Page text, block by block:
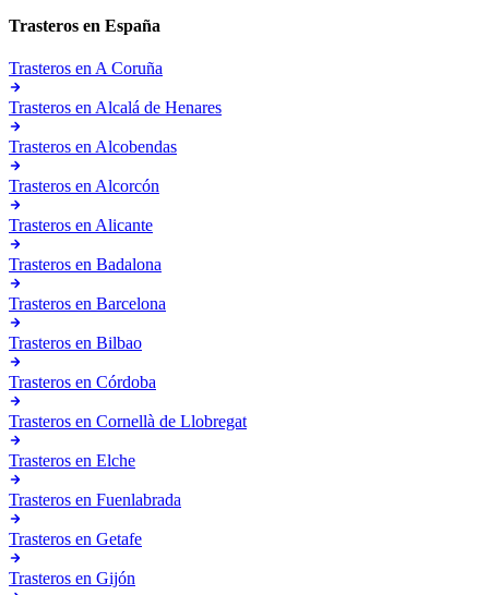
Trasteros en España
Trasteros en A Coruña
Trasteros en Alcalá de Henares
Trasteros en Alcobendas
Trasteros en Alcorcón
Trasteros en Alicante
Trasteros en Badalona
Trasteros en Barcelona
Trasteros en Bilbao
Trasteros en Córdoba
Trasteros en Cornellà de Llobregat
Trasteros en Elche
Trasteros en Fuenlabrada
Trasteros en Getafe
Trasteros en Gijón